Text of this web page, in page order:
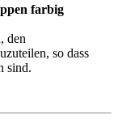
farbig
den
so dass
sind.